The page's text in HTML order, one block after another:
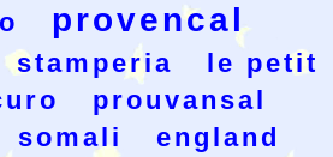
provencal
stamperia
le petit
prouvansal
somali
england